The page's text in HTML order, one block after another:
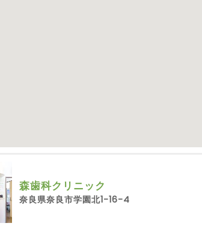
森歯科クリニック
奈良県奈良市学園北1-16-4